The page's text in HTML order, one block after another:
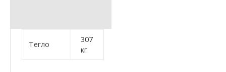
Тегло
307
кг